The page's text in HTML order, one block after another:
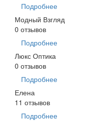
Подробнее
Модный Взгляд
0 отзывов
Подробнее
Люкс Оптика
0 отзывов
Подробнее
Елена
11 отзывов
Подробнее